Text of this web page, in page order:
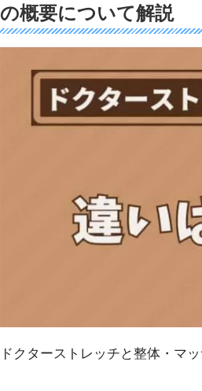
の概要について解説
ドクターストレッチと整体・マ